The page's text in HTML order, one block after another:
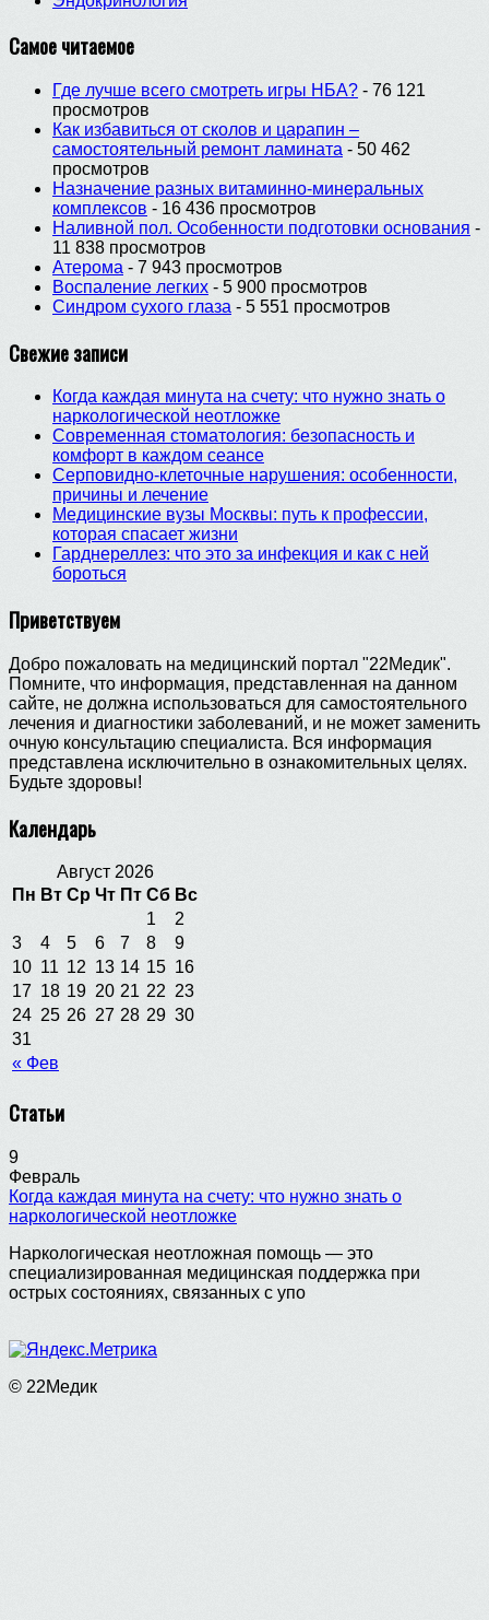
Самое читаемое
Где лучше всего смотреть игры НБА? - 76 121
просмотров
Как избавиться от сколов и царапин –
самостоятельный ремонт ламината - 50 462
просмотров
Назначение разных витаминно-минеральных
комплексов - 16 436 просмотров
Наливной пол. Особенности подготовки основания -
11 838 просмотров
Атерома - 7 943 просмотров
Воспаление легких - 5 900 просмотров
Синдром сухого глаза - 5 551 просмотров
Свежие записи
Когда каждая минута на счету: что нужно знать о
наркологической неотложке
Современная стоматология: безопасность и
комфорт в каждом сеансе
Серповидно-клеточные нарушения: особенности,
причины и лечение
Медицинские вузы Москвы: путь к профессии,
которая спасает жизни
Гарднереллез: что это за инфекция и как с ней
бороться
Приветствуем
Добро пожаловать на медицинский портал "22Медик".
Помните, что информация, представленная на данном
сайте, не должна использоваться для самостоятельного
лечения и диагностики заболеваний, и не может заменить
очную консультацию специалиста. Вся информация
представлена исключительно в ознакомительных целях.
Будьте здоровы!
Календарь
Август 2026
Пн Вт Ср Чт Пт Сб Вс
« Фев
1
2
3
4 5 6 7 8
9
10 11 12 13 14 15 16
17 18 19 20 21 22 23
24 25 26 27 28 29 30
31
Статьи
9
Февраль
Когда каждая минута на счету: что нужно знать о
наркологической неотложке
Наркологическая неотложная помощь — это
специализированная медицинская поддержка при
острых состояниях, связанных с упо
© 22Медик